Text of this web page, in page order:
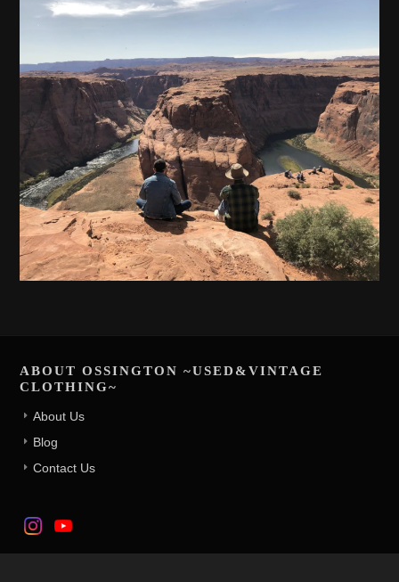
ABOUT OSSINGTON ~USED&VINTAGE
CLOTHING~
About Us
Blog
Contact Us